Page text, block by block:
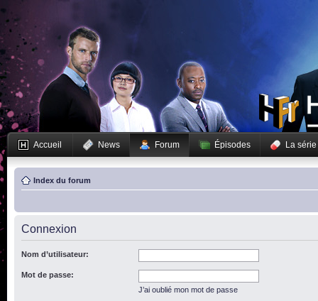
Accueil News Forum Épisodes La série
Index du forum
Connexion
Nom d’utilisateur:
Mot de passe:
J’ai oublié mon mot de passe